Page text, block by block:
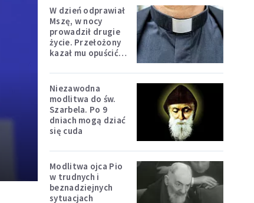
W dzień odprawiał
Mszę, w nocy
prowadził drugie
życie. Przełożony
kazał mu opuścić
Niezawodna
modlitwa do św.
Szarbela. Po 9
dniach mogą dziać
się cuda
Modlitwa ojca Pio
w trudnych i
beznadziejnych
sytuacjach